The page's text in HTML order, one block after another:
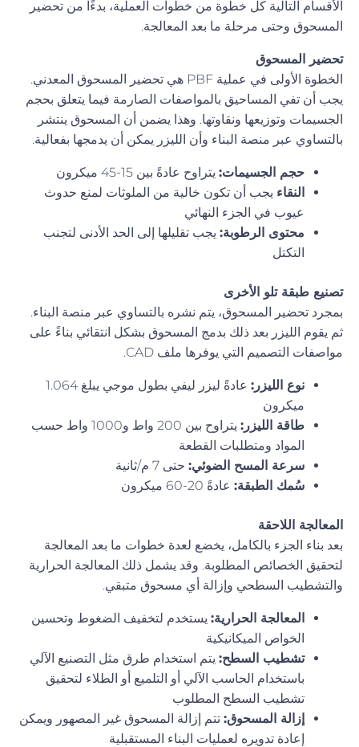
الأقسام التالية كل خطوة من خطوات العملية، بدءًا من تحضير
المسحوق وحتى مرحلة ما بعد المعالجة.
تحضير المسحوق
الخطوة الأولى في عملية PBF هي تحضير المسحوق المعدني.
يجب أن تفي المساحيق بالمواصفات الصارمة فيما يتعلق بحجم
الجسيمات وتوزيعها ونقاوتها. وهذا يضمن أن المسحوق ينتشر
بالتساوي عبر منصة البناء وأن الليزر يمكن أن يدمجها بفعالية.
حجم الجسيمات:يتراوح عادةً بين 15-45 ميكرون
النقاءيجب أن تكون خالية من الملوثات لمنع حدوث
عيوب في الجزء النهائي
محتوى الرطوبة:يجب تقليلها إلى الحد الأدنى لتجنب
التكتل
تصنيع طبقة تلو الأخرى
بمجرد تحضير المسحوق، يتم نشره بالتساوي عبر منصة البناء.
ثم يقوم الليزر بعد ذلك بدمج المسحوق بشكل انتقائي بناءً على
مواصفات التصميم التي يوفرها ملف CAD.
نوع الليزر:
عادةً ليزر ليفي بطول موجي يبلغ 1.064
ميكرون
طاقة الليزر:
يتراوح بين 200 واط و1000 واط حسب
المواد ومتطلبات القطعة
سرعة المسح الضوئي:حتى 7 م/ثانية
سُمك الطبقة:عادةً 20-60 ميكرون
المعالجة اللاحقة
بعد بناء الجزء بالكامل، يخضع لعدة خطوات ما بعد المعالجة
لتحقيق الخصائص المطلوبة. وقد يشمل ذلك المعالجة الحرارية
والتشطيب السطحي وإزالة أي مسحوق متبقي.
المعالجة الحرارية:يستخدم لتخفيف الضغوط وتحسين
الخواص الميكانيكية
تشطيب السطح:يتم استخدام طرق مثل التصنيع الآلي
باستخدام الحاسب الآلي أو التلميع أو الطلاء لتحقيق
تشطيب السطح المطلوب
إزالة المسحوق:تتم إزالة المسحوق غير المصهور ويمكن
إعادة تدويره لعمليات البناء المستقبلية